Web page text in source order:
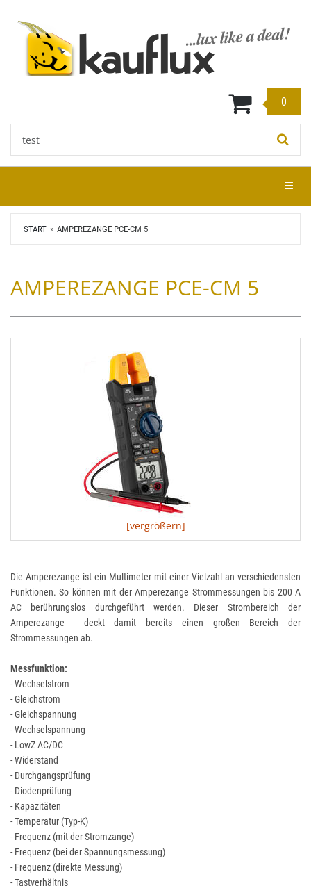
Hauptinhalt
springen
0
Menü
START AMPEREZANGE PCE-CM 5
AMPEREZANGE PCE-CM 5
[vergrößern]
Die Amperezange ist ein Multimeter mit einer Vielzahl an verschiedensten
Funktionen. So können mit der Amperezange Strommessungen bis 200 A
AC berührungslos durchgeführt werden. Dieser Strombereich der
Amperezange deckt damit bereits einen großen Bereich der
Strommessungen ab.
Messfunktion:
- Wechselstrom
- Gleichstrom
- Gleichspannung
- Wechselspannung
- LowZ AC/DC
- Widerstand
- Durchgangsprüfung
- Diodenprüfung
- Kapazitäten
- Temperatur (Typ-K)
- Frequenz (mit der Stromzange)
- Frequenz (bei der Spannungsmessung)
- Frequenz (direkte Messung)
- Tastverhältnis